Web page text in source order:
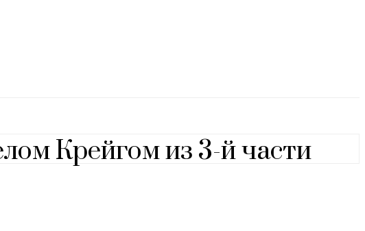
Крейгом из 3-й части